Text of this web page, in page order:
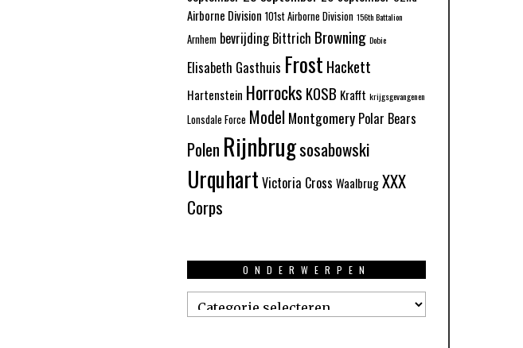
Airborne Division 101st Airborne Division 156th Battalion
Arnhem bevrijding Bittrich Browning Dobie
Elisabeth Gasthuis Frost Hackett
Hartenstein Horrocks KOSB Krafft krijgsgevangenen
Lonsdale Force ModelMontgomery Polar Bears
Polen Rijnbrugsosabowski
Urquhart Victoria Cross WaalbrugXXX
Corps
ONDERWERPEN
Onderwerpen